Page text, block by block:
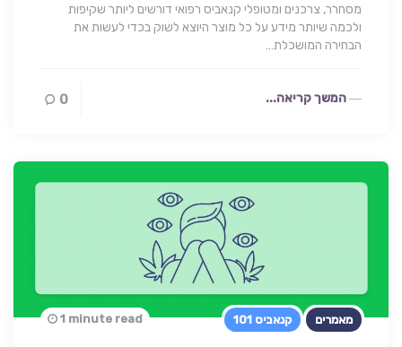
מסחרר, צרכנים ומטופלי קנאביס רפואי דורשים ליותר שקיפות
ולכמה שיותר מידע על כל מוצר היוצא לשוק בכדי לעשות את
הבחירה המושכלת…
המשך קריאה... 0
מאמרים קנאביס 101 1 minute read